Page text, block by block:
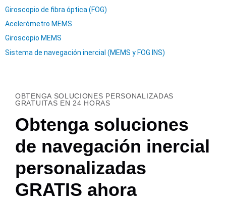
Giroscopio de fibra óptica (FOG)
Acelerómetro MEMS
Giroscopio MEMS
Sistema de navegación inercial (MEMS y FOG INS)
OBTENGA SOLUCIONES PERSONALIZADAS
GRATUITAS EN 24 HORAS
Obtenga soluciones
de navegación inercial
personalizadas
GRATIS ahora